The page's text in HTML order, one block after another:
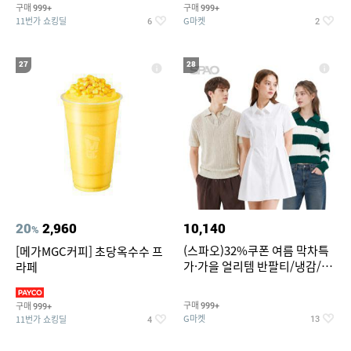
구매 999+
11번가 쇼킹딜 6
구매 999+
G마켓 2
27
20% 2,960
[메가MGC커피] 초당옥수수 프
라페
구매 999+
11번가 쇼킹딜 4
28
10,140
(스파오)32%쿠폰 여름 막차특
가·가을 얼리템 반팔티/냉감/반
건 외 ~74%OFF
구매 999+
G마켓 13